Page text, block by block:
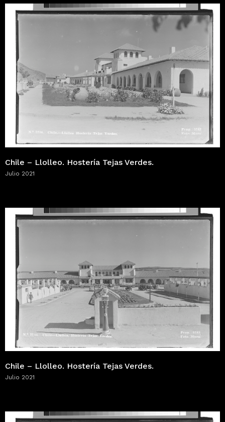
Chile – Llolleo. Hostería Tejas Verdes.
Julio 2021
Chile – Llolleo. Hostería Tejas Verdes.
Julio 2021